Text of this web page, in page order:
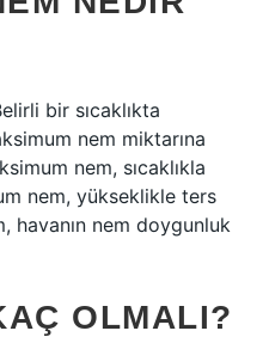
bir sıcaklıkta
nem miktarına
nem, sıcaklıkla
nem, yükseklikle ters
havanın nem doygunluk
OLMALI?